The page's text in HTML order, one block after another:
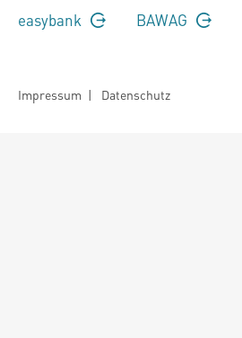
easybank BAWAG
Impressum | Datenschutz